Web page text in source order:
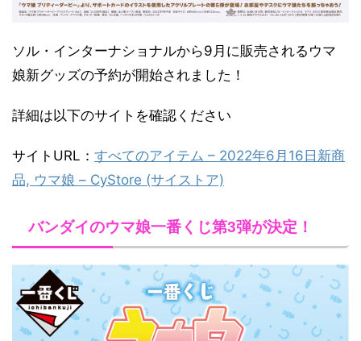
ソル・インターナショナルから9月に販売されるウマ
娘新グッズの予約が開始されました！
詳細は以下のサイトを確認ください
サイトURL： すべてのアイテム – 2022年6月16日新商
品, ウマ娘 – CyStore (サイストア)
バンダイのウマ娘一番くじ第3弾が決定！